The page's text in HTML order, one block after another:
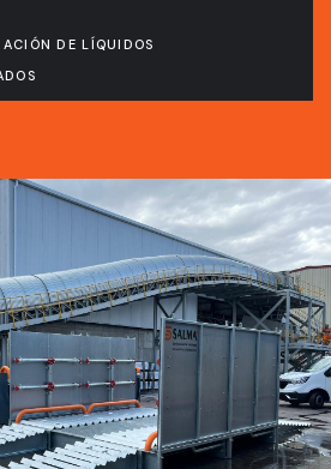
DE LÍQUIDOS